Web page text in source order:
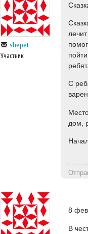
shepet
Участник
С
дом,
8
В